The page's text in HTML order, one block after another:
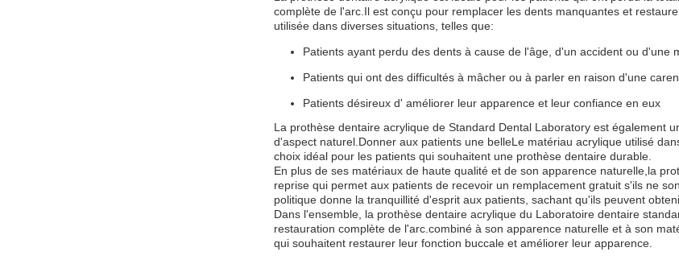
complète de l'arc.Il est conçu pour remplacer les dents manquantes et
utilisée dans diverses situations, telles que:
Patients ayant perdu des dents à cause de l'âge, d'un accident ou d'une
Patients qui ont des difficultés à mâcher ou à parler en raison d'une
Patients désireux d' améliorer leur apparence et leur confiance en eux
La prothèse dentaire acrylique de Standard Dental Laboratory est également
d'aspect naturel.Donner aux patients une belleLe matériau acrylique utilisé
choix idéal pour les patients qui souhaitent une prothèse dentaire durable.
En plus de ses matériaux de haute qualité et de son apparence naturelle,la
reprise qui permet aux patients de recevoir un remplacement gratuit s'ils ne
politique donne la tranquillité d'esprit aux patients, sachant qu'ils peuvent
Dans l'ensemble, la prothèse dentaire acrylique du Laboratoire dentaire
restauration complète de l'arc.combiné à son apparence naturelle et à son
qui souhaitent restaurer leur fonction buccale et améliorer leur apparence.